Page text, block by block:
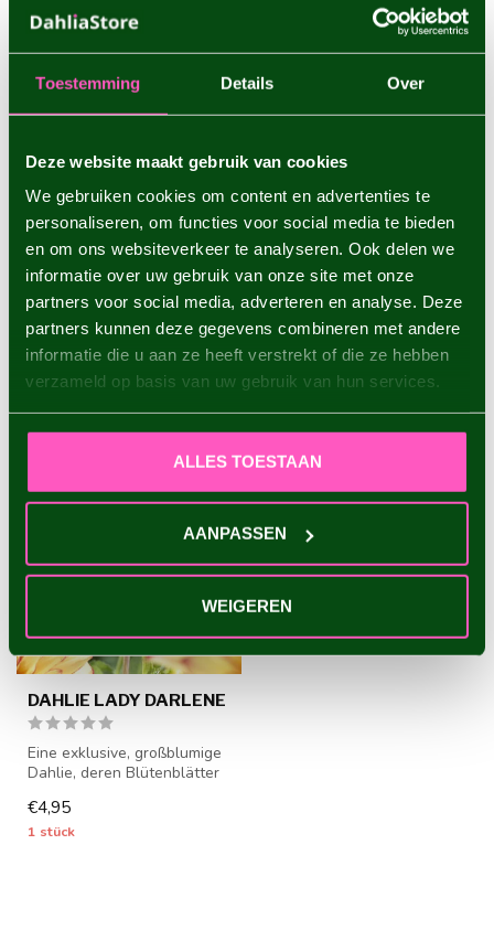
Toestemming Details Over
Deze website maakt gebruik van cookies
We gebruiken cookies om content en advertenties te
personaliseren, om functies voor social media te bieden
en om ons websiteverkeer te analyseren. Ook delen we
informatie over uw gebruik van onze site met onze
partners voor social media, adverteren en analyse. Deze
partners kunnen deze gegevens combineren met andere
informatie die u aan ze heeft verstrekt of die ze hebben
verzameld op basis van uw gebruik van hun services.
ALLES TOESTAAN
AANPASSEN
WEIGEREN
ERGÄNZENDE PRODUKTE
Dahlie Sam Hopkins €4,95
ZULETZT ANGESEHEN
DAHLIE LADY DARLENE
Eine exklusive, großblumige
Dahlie, deren Blütenblätter
€4,95
1 stück